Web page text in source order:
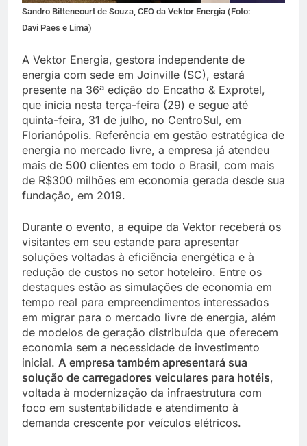
Sandro Bittencourt de Souza, CEO da Vektor Energia (Foto:
Davi Paes e Lima)
A Vektor Energia, gestora independente de
energia com sede em Joinville (SC), estará
presente na 36ª edição do Encatho & Exprotel,
que inicia nesta terça-feira (29) e segue até
quinta-feira, 31 de julho, no CentroSul, em
Florianópolis. Referência em gestão estratégica de
energia no mercado livre, a empresa já atendeu
mais de 500 clientes em todo o Brasil, com mais
de R$300 milhões em economia gerada desde sua
fundação, em 2019.
Durante o evento, a equipe da Vektor receberá os
visitantes em seu estande para apresentar
soluções voltadas à eficiência energética e à
redução de custos no setor hoteleiro. Entre os
destaques estão as simulações de economia em
tempo real para empreendimentos interessados
em migrar para o mercado livre de energia, além
de modelos de geração distribuída que oferecem
economia sem a necessidade de investimento
inicial. A empresa também apresentará sua
solução de carregadores veiculares para hotéis,
voltada à modernização da infraestrutura com
foco em sustentabilidade e atendimento à
demanda crescente por veículos elétricos.